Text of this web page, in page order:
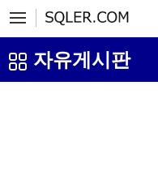
자유게시판